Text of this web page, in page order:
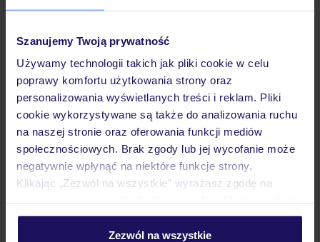
Szanujemy Twoją prywatność
Używamy technologii takich jak pliki cookie w celu
poprawy komfortu użytkowania strony oraz
personalizowania wyświetlanych treści i reklam. Pliki
cookie wykorzystywane są także do analizowania ruchu
na naszej stronie oraz oferowania funkcji mediów
społecznościowych. Brak zgody lub jej wycofanie może
negatywnie wpłynąć na niektóre funkcje strony.
Klikając „Zezwól na wszystkie” wyrażasz zgodę na
personalizować swój wybór wchodząc w zakładkę
Zezwól na wszystkie
Pokoje
Wyżywienie
Atrakcje
Ważne informacje